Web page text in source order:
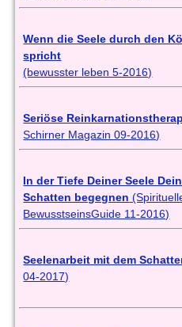
Wenn die Seele durch den
spricht
(bewusster leben 5-2016)
Seriöse
Schirner Magazin 09-2016)
In der Tiefe Deiner Seele
Schatten begegnen
BewusstseinsGuide 11-2016)
Seelenarbeit mit dem
04-2017)